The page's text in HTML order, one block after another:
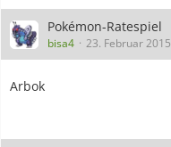
Pokémon-Ratespiel
bisa4 23. Februar 2015
Arbok